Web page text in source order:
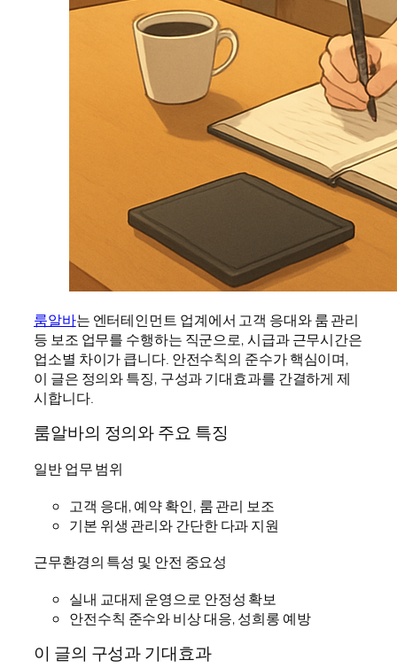
룸알바는 엔터테인먼트 업계에서 고객 응대와 룸 관리
등 보조 업무를 수행하는 직군으로, 시급과 근무시간은
업소별 차이가 큽니다. 안전수칙의 준수가 핵심이며,
이 글은 정의와 특징, 구성과 기대효과를 간결하게 제
시합니다.
룸알바의 정의와 주요 특징
일반 업무 범위
고객 응대, 예약 확인, 룸 관리 보조
기본 위생 관리와 간단한 다과 지원
근무환경의 특성 및 안전 중요성
실내 교대제 운영으로 안정성 확보
안전수칙 준수와 비상 대응, 성희롱 예방
이 글의 구성과 기대효과